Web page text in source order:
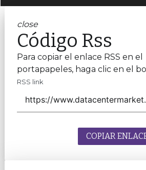
close
Código Rss
Para copiar el enlace RSS en el
portapapeles, haga clic en el
RSS link
COPIAR